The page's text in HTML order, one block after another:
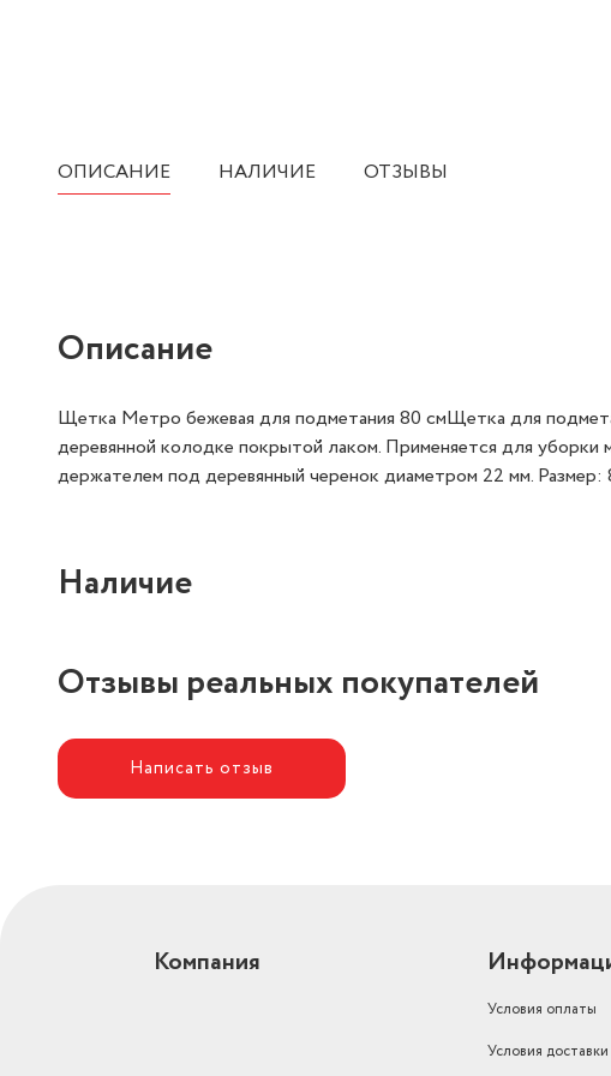
ОПИСАНИЕ НАЛИЧИЕ ОТЗЫВЫ
Описание
Щетка Метро бежевая для подметания 80 смЩетка для
деревянной колодке покрытой лаком. Применяется для уборки
держателем под деревянный черенок диаметром 22 мм.
Наличие
Отзывы реальных покупателей
Написать отзыв
Компания
Условия оплаты
Условия доставки